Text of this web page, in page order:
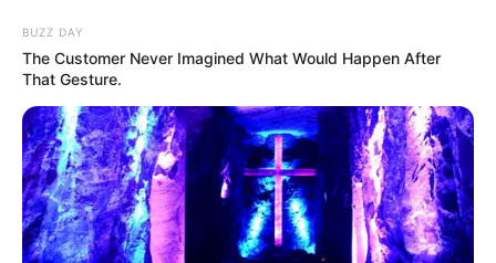
contenu LE MEILLEUR PRONOSTIC
La Base du QUINTÉ au Special Tocard du PMU
Menu
BUZZ DAY
The Customer Never Imagined What Would Happen After
That Gesture.